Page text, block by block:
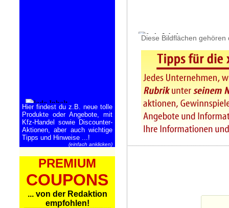
Hier findest du z.B. neue tolle
Produkte oder Angebote, mit
Kfz-Handel sowie Discounter-
Aktionen, aber auch wichtige
Tipps und Hinweise ...!
(einfach anklicken)
PREMIUM
COUPONS
... von der Redaktion
empfohlen!
Diese Bildflächen